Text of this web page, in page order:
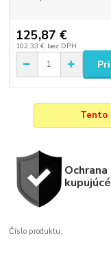
125,87 €
102,33 € bez DPH
Tento
Ochrana
Číslo produktu: